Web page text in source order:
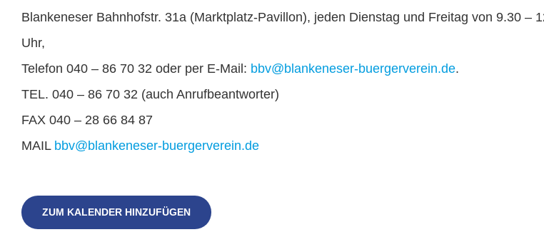
Blankeneser Bahnhofstr. 31a (Marktplatz-Pavillon), jeden Dienstag und Freitag von 9.30 –
Uhr,
Telefon 040 – 86 70 32 oder per E-Mail: bbv@blankeneser-buergerverein.de.
TEL. 040 – 86 70 32 (auch Anrufbeantworter)
FAX 040 – 28 66 84 87
MAIL bbv@blankeneser-buergerverein.de
ZUM KALENDER HINZUFÜGEN